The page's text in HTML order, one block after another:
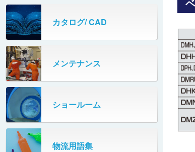
防水コントロールボックス
ペタコン ドライバ基板
スリムミニ ドライバ基板
電源コード
非常停止装置（オプション）
制御ユニット（S-BOXシリーズ）
機種
カタログ/ CAD
メンテナンス
ショールーム
物流用語集